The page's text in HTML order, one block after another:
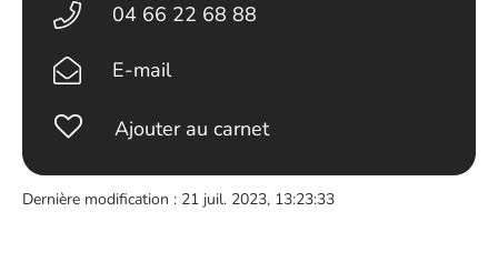
04 66 22 68 88
E-mail
Ajouter au carnet
Dernière modification : 21 juil. 2023, 13:23:33